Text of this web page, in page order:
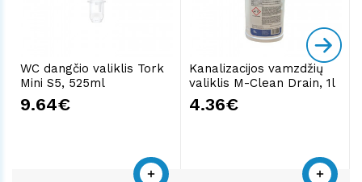
WC dangčio valiklis Tork
Mini S5, 525ml
9.64€
Kanalizacijos vamzdžių
valiklis M-Clean Drain, 1l
4.36€